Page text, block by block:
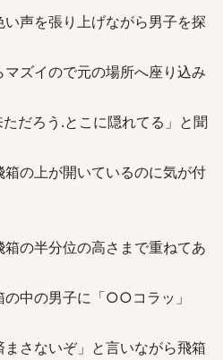
い声を張り上げながら男子を探
ズイので元の場所へ座り込み
だろう.とこに隠れてる」と聞
の上が開いているのに気が付
の半分位の高さまで重ねてあ
中の男子に「○○コラッ」
まさないぞ」と言いながら飛箱